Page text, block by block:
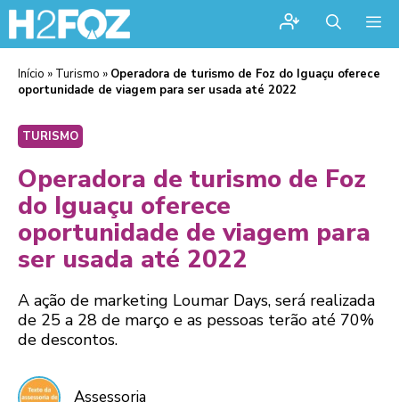
Início » Turismo » Operadora de turismo de Foz do Iguaçu oferece
oportunidade de viagem para ser usada até 2022
TURISMO
Operadora de turismo de Foz
do Iguaçu oferece
oportunidade de viagem para
ser usada até 2022
A ação de marketing Loumar Days, será realizada
de 25 a 28 de março e as pessoas terão até 70%
de descontos.
Assessoria